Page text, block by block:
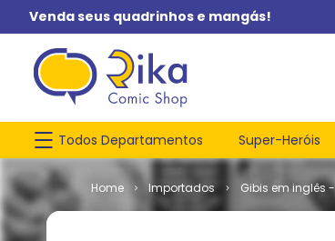
Venda seus quadrinhos e mangás!
Todos Departamentos Super-Heróis
Importados Gibis em inglês -